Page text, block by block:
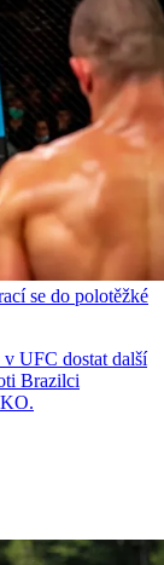
se do polotěžké
v UFC dostat další
Brazilci